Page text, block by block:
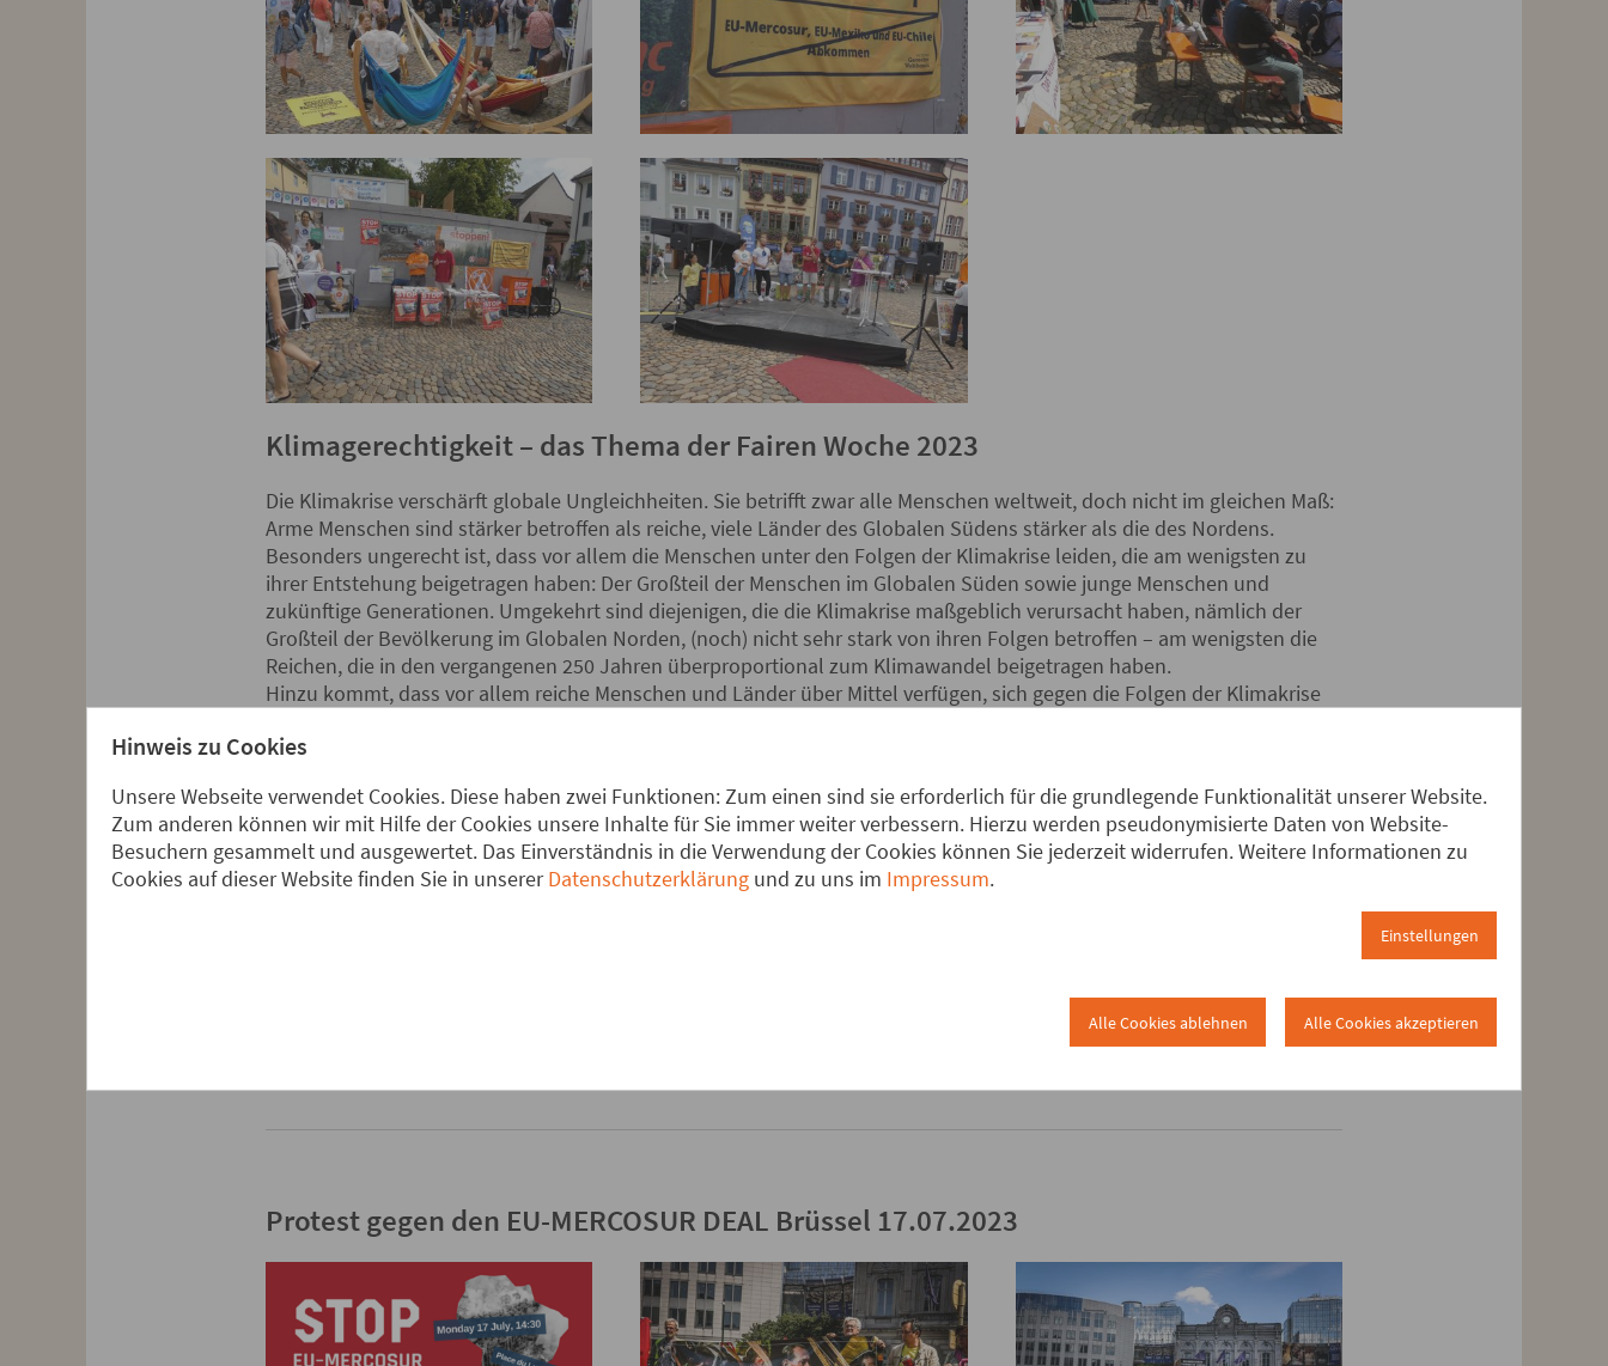
Klimagerechtigkeit – das Thema der Fairen Woche 2023
Die Klimakrise verschärft globale Ungleichheiten. Sie betrifft zwar alle Menschen weltweit, doch nicht im gleichen Maß:
Arme Menschen sind stärker betroffen als reiche, viele Länder des Globalen Südens stärker als die des Nordens.
Besonders ungerecht ist, dass vor allem die Menschen unter den Folgen der Klimakrise leiden, die am wenigsten zu
ihrer Entstehung beigetragen haben: Der Großteil der Menschen im Globalen Süden sowie junge Menschen und
zukünftige Generationen. Umgekehrt sind diejenigen, die die Klimakrise maßgeblich verursacht haben, nämlich der
Großteil der Bevölkerung im Globalen Norden, (noch) nicht sehr stark von ihren Folgen betroffen – am wenigsten die
Reichen, die in den vergangenen 250 Jahren überproportional zum Klimawandel beigetragen haben.
Hinzu kommt, dass vor allem reiche Menschen und Länder über Mittel verfügen, sich gegen die Folgen der Klimakrise
Möglichkeiten nicht, während sie gleichzeitig bereits stärker von den Folgen betroffen sind. Hunderttausende
Die Klimakrise trifft Kleinproduzent*innen hart
Von den Folgen der Klimakrise sind auch Partner des Fairen Handels betroffen, vor allem in der Landwirtschaft, aber
Protest gegen den EU-MERCOSUR DEAL Brüssel 17.07.2023
Hinweis zu Cookies
Unsere Webseite verwendet Cookies. Diese haben zwei Funktionen: Zum einen sind sie erforderlich für die grundlegende Funktionalität unserer Website.
Zum anderen können wir mit Hilfe der Cookies unsere Inhalte für Sie immer weiter verbessern. Hierzu werden pseudonymisierte Daten von Website-
Besuchern gesammelt und ausgewertet. Das Einverständnis in die Verwendung der Cookies können Sie jederzeit widerrufen. Weitere Informationen zu
Cookies auf dieser Website finden Sie in unsererDatenschutzerklärung und zu uns im Impressum.
Einstellungen
Alle Cookies ablehnen Alle Cookies akzeptieren